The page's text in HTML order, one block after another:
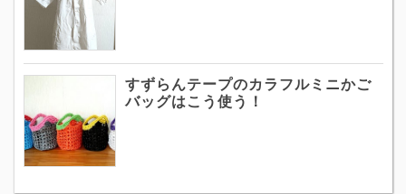
すずらんテープのカラフルミニかご
バッグはこう使う！